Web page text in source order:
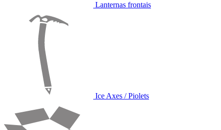
Lanternas frontais
Ice Axes / Piolets